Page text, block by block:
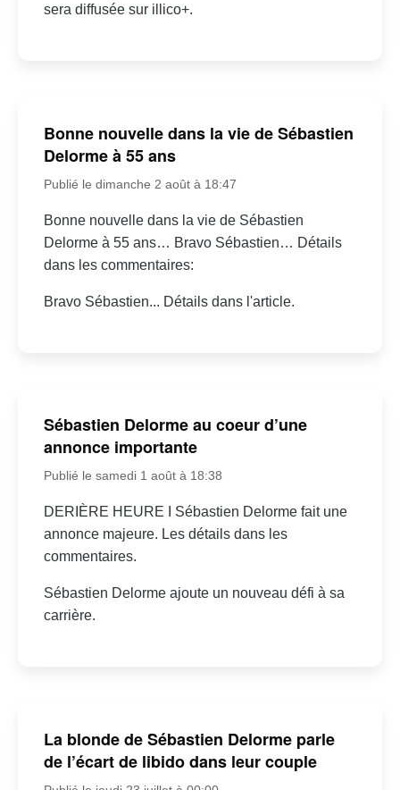
sera diffusée sur illico+.
Bonne nouvelle dans la vie de Sébastien
Delorme à 55 ans
Publié le dimanche 2 août à 18:47
Bonne nouvelle dans la vie de Sébastien
Delorme à 55 ans… Bravo Sébastien… Détails
dans les commentaires:
Bravo Sébastien... Détails dans l'article.
Sébastien Delorme au coeur d’une
annonce importante
Publié le samedi 1 août à 18:38
DERIÈRE HEURE I Sébastien Delorme fait une
annonce majeure. Les détails dans les
commentaires.
Sébastien Delorme ajoute un nouveau défi à sa
carrière.
La blonde de Sébastien Delorme parle
de l’écart de libido dans leur couple